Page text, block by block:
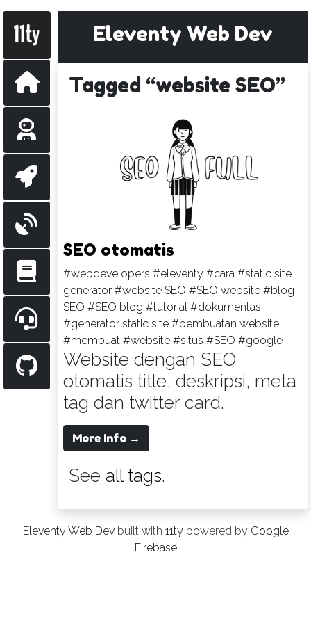
Eleventy Web Dev
Tagged “website SEO”
SEO otomatis
#webdevelopers #eleventy #cara #static site
generator #website SEO #SEO website #blog
SEO #SEO blog #tutorial #dokumentasi
#generator static site #pembuatan website
#membuat #website #situs #SEO #google
Website dengan SEO
otomatis title, deskripsi, meta
tag dan twitter card.
More Info →
See all tags.
Eleventy Web Dev built with 11typowered by Google
Firebase